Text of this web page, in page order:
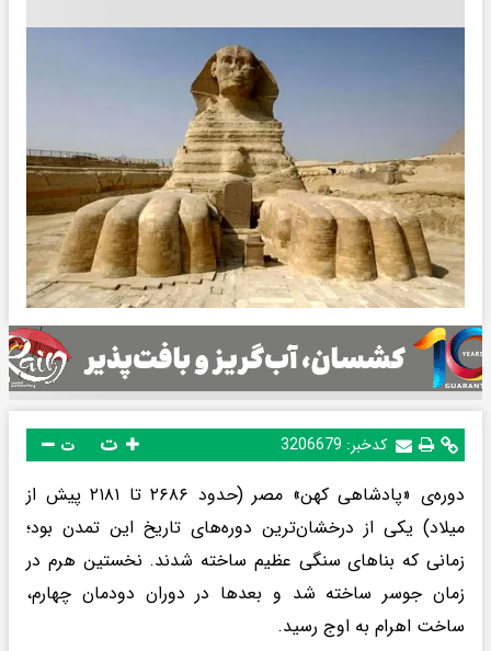
کدخبر: 3206679 ت
دوره‌ی «پادشاهی کهن» مصر (حدود ۲۶۸۶ تا ۲۱۸۱ پیش از
میلاد) یکی از درخشان‌ترین دوره‌های تاریخ این تمدن بود؛
زمانی که بناهای سنگی عظیم ساخته شدند. نخستین هرم در
زمان جوسر ساخته شد و بعدها در دوران دودمان چهارم،
ساخت اهرام به اوج رسید.